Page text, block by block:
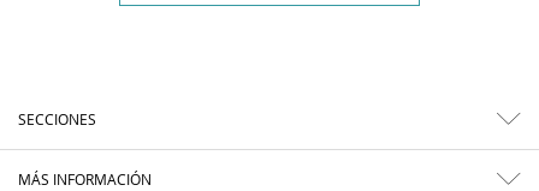
SECCIONES
MÁS INFORMACIÓN